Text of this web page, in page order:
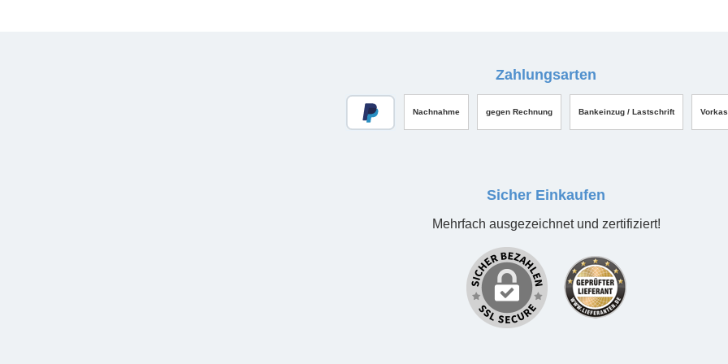
Zahlungsarten
Nachnahme gegen Rechnung Bankeinzug / Lastschrift
Sicher Einkaufen
Mehrfach ausgezeichnet und zertifiziert!